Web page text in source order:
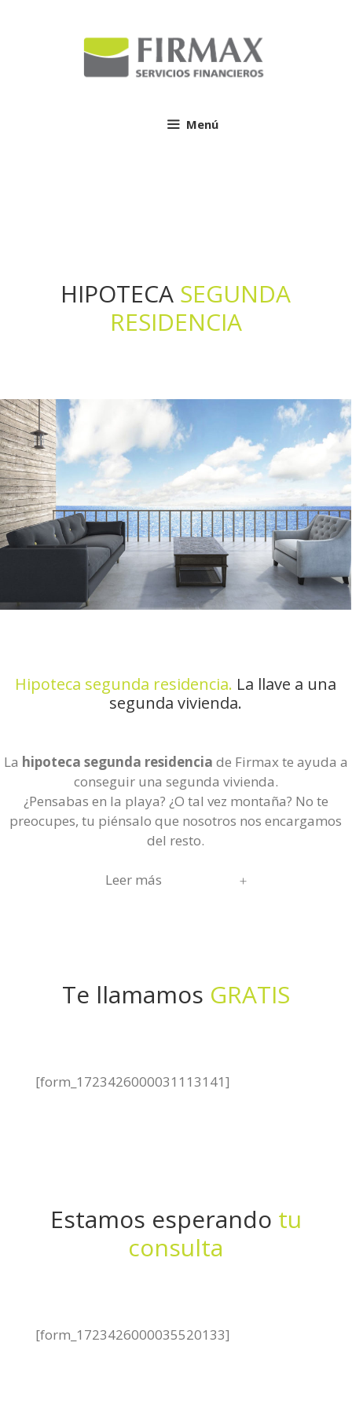
Menú
HIPOTECA SEGUNDA
RESIDENCIA
Hipoteca segunda residencia. La llave a una
segunda vivienda.
La hipoteca segunda residencia de Firmax te ayuda a
conseguir una segunda vivienda.
¿Pensabas en la playa? ¿O tal vez montaña? No te
preocupes, tu piénsalo que nosotros nos encargamos
del resto.
Leer más
Te llamamos GRATIS
[form_1723426000031113141]
Estamos esperando tu
consulta
[form_1723426000035520133]